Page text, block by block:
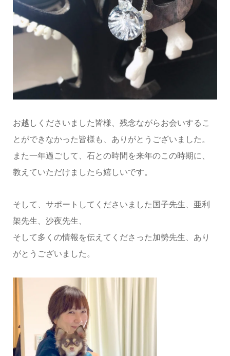
お越しくださいました皆様、残念ながらお会いするこ
とができなかった皆様も、ありがとうございました。
また一年過ごして、石との時間を来年のこの時期に、
教えていただけましたら嬉しいです。
そして、サポートしてくださいました国子先生、亜利
架先生、沙夜先生、
そして多くの情報を伝えてくださった加勢先生、あり
がとうございました。